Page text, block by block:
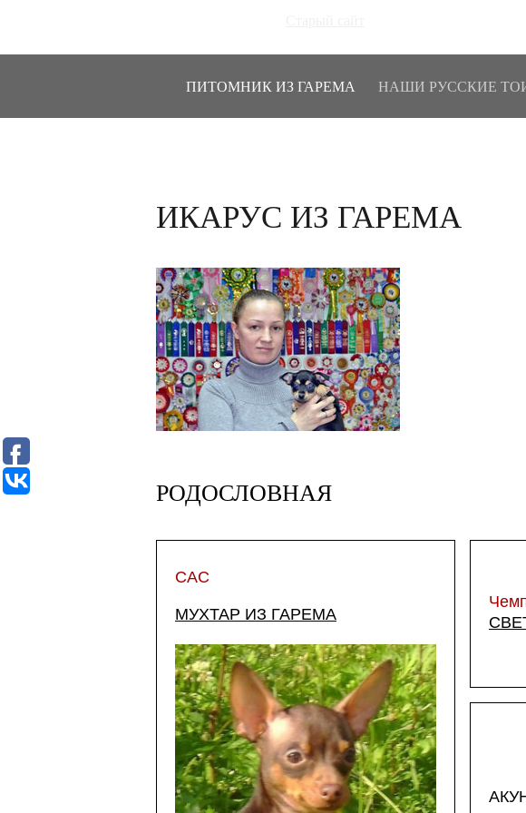
ПИТОМНИК ИЗ ГАРЕМА НАШИ РУССКИЕ
ИКАРУС ИЗ ГАРЕМА
РОДОСЛОВНАЯ
САС
МУХТАР ИЗ ГАРЕМА